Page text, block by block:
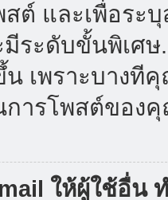
และเพื่อระบุ
มีระดับขั้นพิเศ
เพราะบางที
การโพสต์ของ
ให้ผู้ใช้อื่น